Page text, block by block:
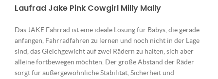
Laufrad Jake Pink Cowgirl Milly Mally
Das JAKE Fahrrad ist eine ideale Lösung für Babys, die gerade
anfangen, Fahrradfahren zu lernen und noch nicht in der Lage
sind, das Gleichgewicht auf zwei Rädern zu halten, sich aber
alleine fortbewegen möchten. Der große Abstand der Räder
sorgt für außergewöhnliche Stabilität, Sicherheit und